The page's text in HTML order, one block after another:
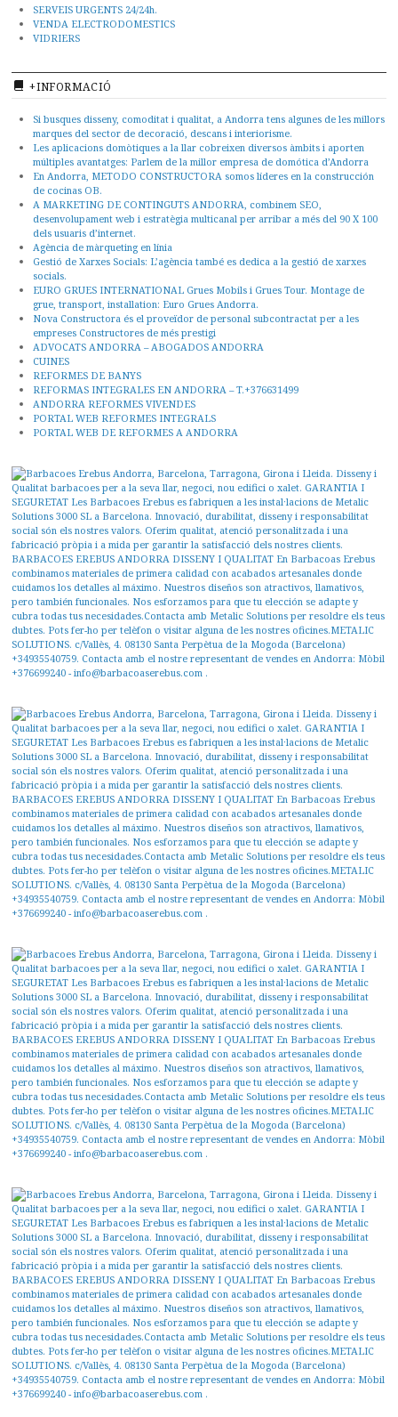
SERVEIS URGENTS 24/24h.
VENDA ELECTRODOMESTICS
VIDRIERS
+INFORMACIÓ
Si busques disseny, comoditat i qualitat, a Andorra tens algunes de les millors
marques del sector de decoració, descans i interiorisme.
Les aplicacions domòtiques a la llar cobreixen diversos àmbits i aporten
múltiples avantatges: Parlem de la millor empresa de domótica d’Andorra
En Andorra, METODO CONSTRUCTORA somos líderes en la construcción
de cocinas OB.
A MARKETING DE CONTINGUTS ANDORRA, combinem SEO,
desenvolupament web i estratègia multicanal per arribar a més del 90 X 100
dels usuaris d’internet.
Agència de màrqueting en línia
Gestió de Xarxes Socials: L’agència també es dedica a la gestió de xarxes
socials.
EURO GRUES INTERNATIONAL Grues Mobils i Grues Tour. Montage de
grue, transport, installation: Euro Grues Andorra.
Nova Constructora és el proveïdor de personal subcontractat per a les
empreses Constructores de més prestigi
ADVOCATS ANDORRA – ABOGADOS ANDORRA
CUINES
REFORMES DE BANYS
REFORMAS INTEGRALES EN ANDORRA – T.+376631499
ANDORRA REFORMES VIVENDES
PORTAL WEB REFORMES INTEGRALS
PORTAL WEB DE REFORMES A ANDORRA